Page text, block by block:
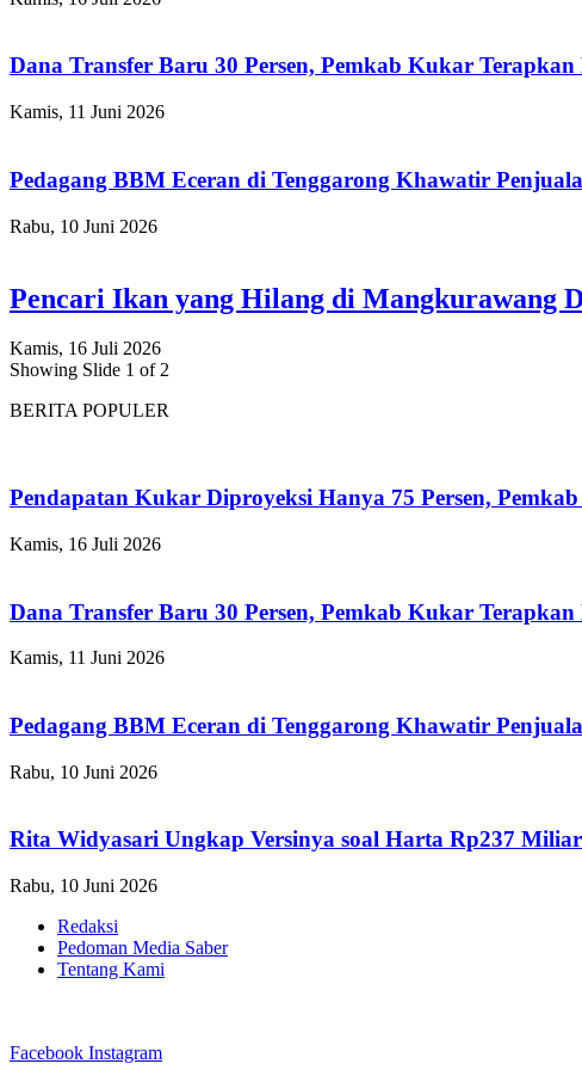
Dana Transfer Baru 30 Persen, Pemkab Kukar Terapkan
Kamis, 11 Juni 2026
Pedagang BBM Eceran di Tenggarong Khawatir
Rabu, 10 Juni 2026
Pencari Ikan yang Hilang di Mangkurawang
Kamis, 16 Juli 2026
Showing Slide 1 of 2
BERITA POPULER
Pendapatan Kukar Diproyeksi Hanya 75 Persen,
Kamis, 16 Juli 2026
Dana Transfer Baru 30 Persen, Pemkab Kukar Terapkan
Kamis, 11 Juni 2026
Pedagang BBM Eceran di Tenggarong Khawatir
Rabu, 10 Juni 2026
Rita Widyasari Ungkap Versinya soal Harta Rp237
Rabu, 10 Juni 2026
Redaksi
Pedoman Media Saber
Tentang Kami
Facebook Instagram